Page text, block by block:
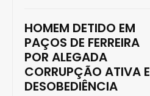
HOMEM DETIDO EM
PAÇOS DE FERREIRA
POR ALEGADA
CORRUPÇÃO ATIVA E
DESOBEDIÊNCIA